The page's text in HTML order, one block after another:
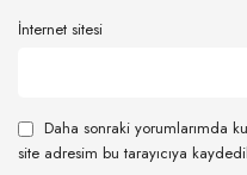
İnternet sitesi
Daha sonraki yorumlarımda
site adresim bu tarayıcıya